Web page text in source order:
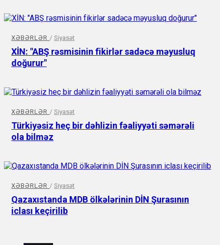
XƏBƏRLƏR / Siyasət
XİN: "ABŞ rəsmisinin fikirlər sadəcə məyusluq
doğurur"
XƏBƏRLƏR / Siyasət
Türkiyəsiz heç bir dəhlizin fəaliyyəti səmərəli
ola bilməz
XƏBƏRLƏR / Siyasət
Qazaxıstanda MDB ölkələrinin DİN Şurasının
iclası keçirilib